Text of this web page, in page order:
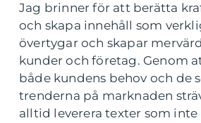
Jag brinner för att berätta
och skapa innehåll som
övertygar och skapar
kunder och företag. Genom
både kundens behov och de
trenderna på marknaden
alltid leverera texter som inte